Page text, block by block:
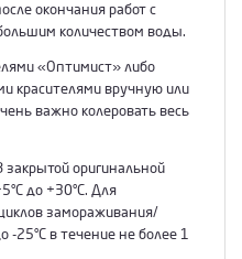
окончания работ с
количеством воды.
«Оптимист» либо
красителями вручную или
важно колеровать весь
закрытой оригинальной
до +30°С. Для
замораживания/
-25°С в течение не более 1